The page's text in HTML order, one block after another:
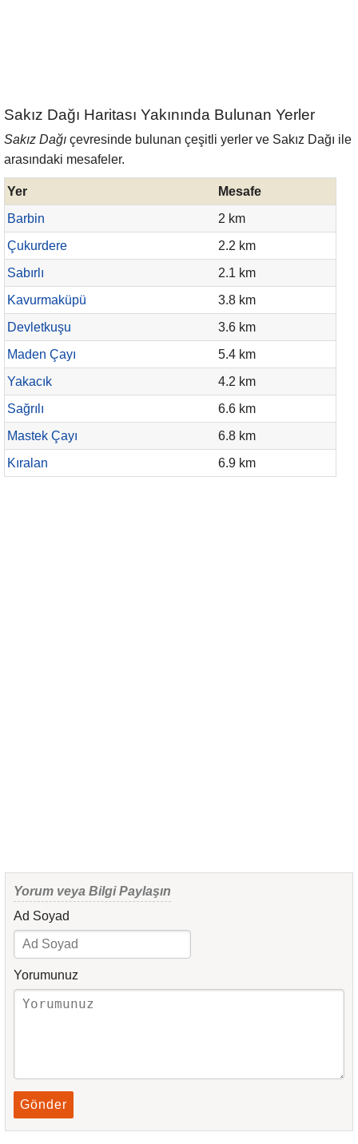
Sakız Dağı Haritası Yakınında Bulunan Yerler
Sakız Dağı çevresinde bulunan çeşitli yerler ve Sakız Dağı ile
arasındaki mesafeler.
Yer
Mesafe
Barbin
2 km
Çukurdere
2.2 km
Sabırlı
2.1 km
Kavurmaküpü
3.8 km
Devletkuşu
3.6 km
Maden Çayı
5.4 km
Yakacık
4.2 km
Sağrılı
6.6 km
Mastek Çayı
6.8 km
Kıralan
6.9 km
Yorum veya Bilgi Paylaşın
Ad Soyad
Yorumunuz
Gönder